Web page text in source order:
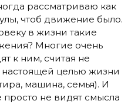
рассматриваю как
чтоб движение было.
в жизни такие
Многие очень
к ним, считая не
целью жизни
машина, семья). И
просто не видят смысла